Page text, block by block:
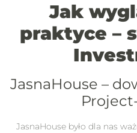
Jak
praktyce –
JasnaHouse –
JasnaHouse było dla nas